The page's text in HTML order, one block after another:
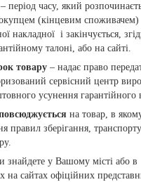
– період часу, який
(кінцевим споживачем)
накладної і закінчується,
талоні, або на сайті.
товару – надає право
сервісний центр
усунення гарантійного
на товар, в
правил зберігання,
знайдете у Вашому місті або в
на сайтах офіційних